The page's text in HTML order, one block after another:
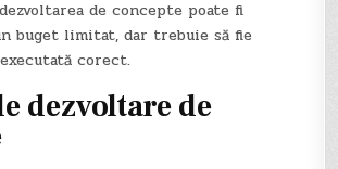
de concepte poate fi
buget limitat, dar trebuie să fie
corect.
dezvoltare de